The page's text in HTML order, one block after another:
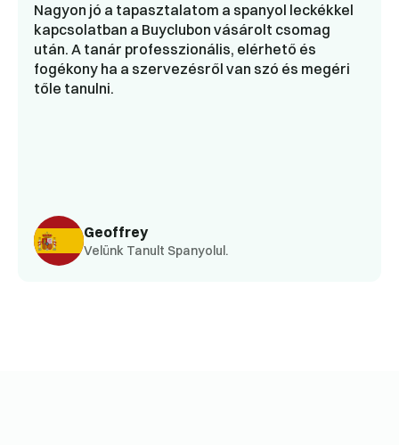
Geoffrey
Velünk Tanult Spanyolul.
Nagyon jó a tapasztalatom a spanyol leckékkel
kapcsolatban a Buyclubon vásárolt csomag
után. A tanár professzionális, elérhető és
fogékony ha a szervezésről van szó és megéri
tőle tanulni.